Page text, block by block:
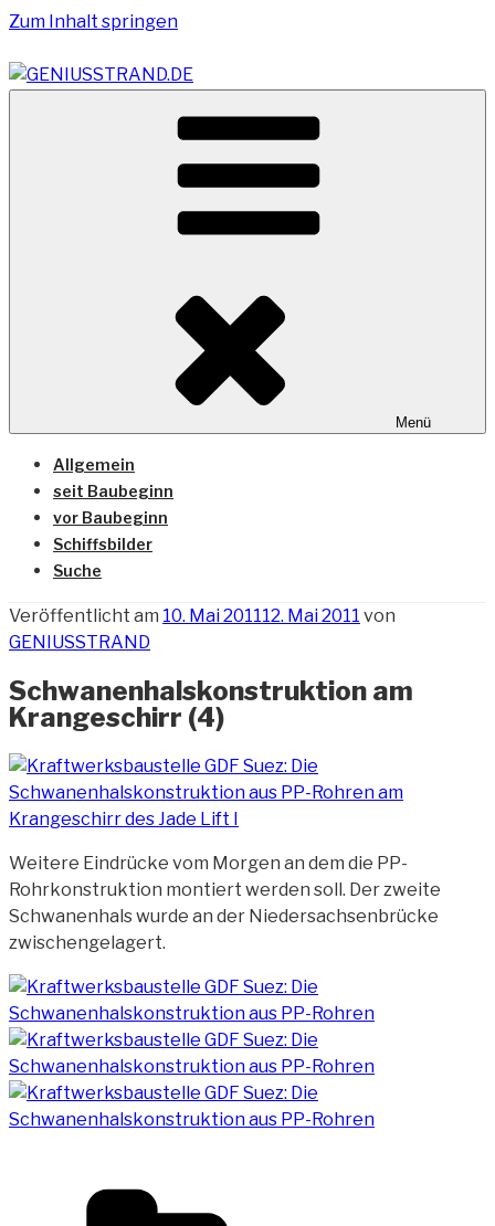
Zum Inhalt springen
GENIUSSTRAND.DE
Vom Geniusstrand zum JadeWeserPort/Container
Terminal Wilhelmshaven
Menü
Allgemein
seit Baubeginn
vor Baubeginn
Schiffsbilder
Suche
Veröffentlicht am 10. Mai 201112. Mai 2011 von
GENIUSSTRAND
Schwanenhalskonstruktion am
Krangeschirr (4)
Weitere Eindrücke vom Morgen an dem die PP-
Rohrkonstruktion montiert werden soll. Der zweite
Schwanenhals wurde an der Niedersachsenbrücke
zwischengelagert.